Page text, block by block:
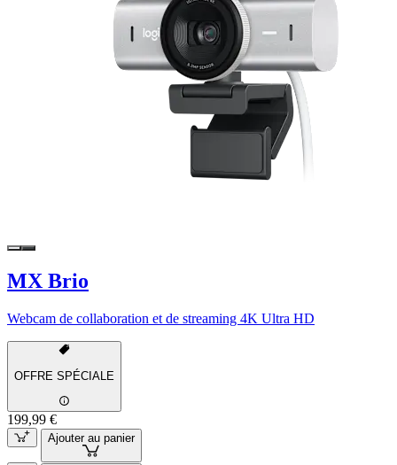
MX Brio
Webcam de collaboration et de streaming 4K Ultra HD
OFFRE SPÉCIALE
199,99 €
Ajouter au panier